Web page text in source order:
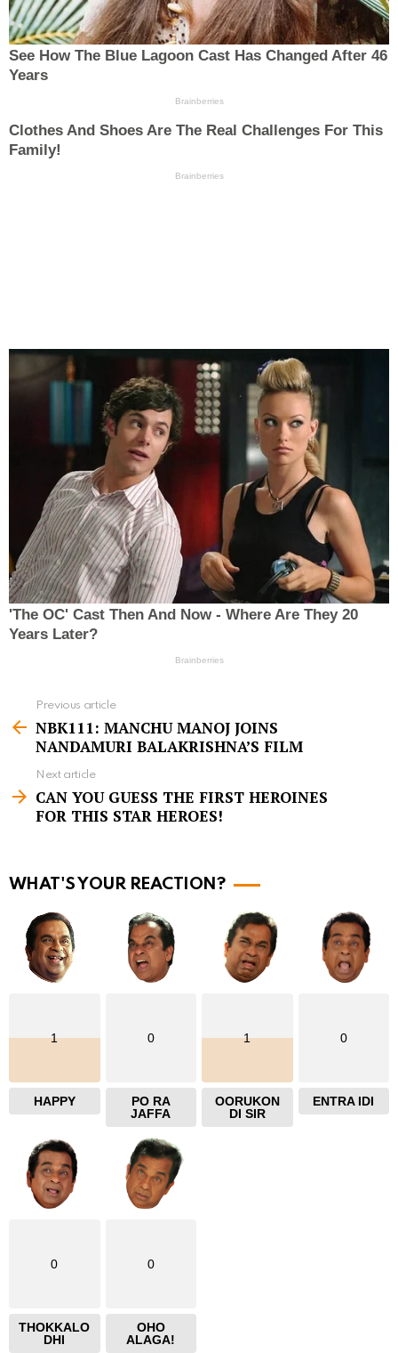
e
m
e
Previous article
NBK111: MANCHU MANOJ JOINS
NANDAMURI BALAKRISHNA’S FILM
Next article
CAN YOU GUESS THE FIRST HEROINES
FOR THIS STAR HEROES!
WHAT'S YOUR REACTION?
1
HAPPY
0
PO RA
JAFFA
1
OORUKON
DI SIR
0
ENTRA IDI
0
THOKKALO
DHI
0
OHO
ALAGA!